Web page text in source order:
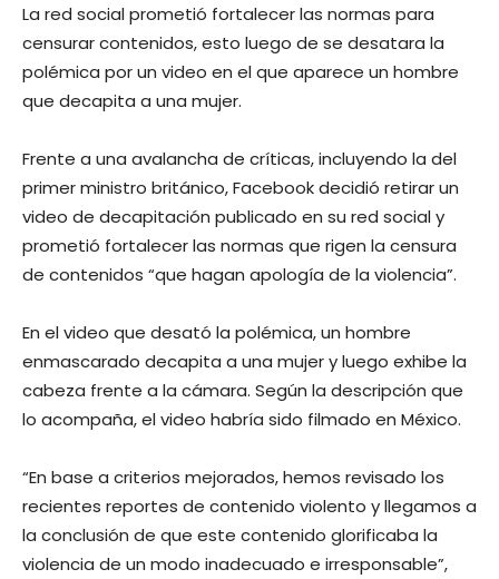
La red social prometió fortalecer las normas para
censurar contenidos, esto luego de se desatara la
polémica por un video en el que aparece un hombre
que decapita a una mujer.
Frente a una avalancha de críticas, incluyendo la del
primer ministro británico, Facebook decidió retirar un
video de decapitación publicado en su red social y
prometió fortalecer las normas que rigen la censura
de contenidos “que hagan apología de la violencia”.
En el video que desató la polémica, un hombre
enmascarado decapita a una mujer y luego exhibe la
cabeza frente a la cámara. Según la descripción que
lo acompaña, el video habría sido filmado en México.
“En base a criterios mejorados, hemos revisado los
recientes reportes de contenido violento y llegamos a
la conclusión de que este contenido glorificaba la
violencia de un modo inadecuado e irresponsable”,